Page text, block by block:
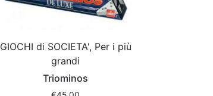
GIOCHI di SOCIETA', Per i più
grandi
Triominos